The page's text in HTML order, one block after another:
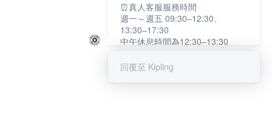
⏰真人客服服務時間
週一～週五 09:30–12:30、
13:30–17:30
中午休息時間為12:30–13:30
提醒您：系統會自動已讀訊息，如
回覆至 Kipling